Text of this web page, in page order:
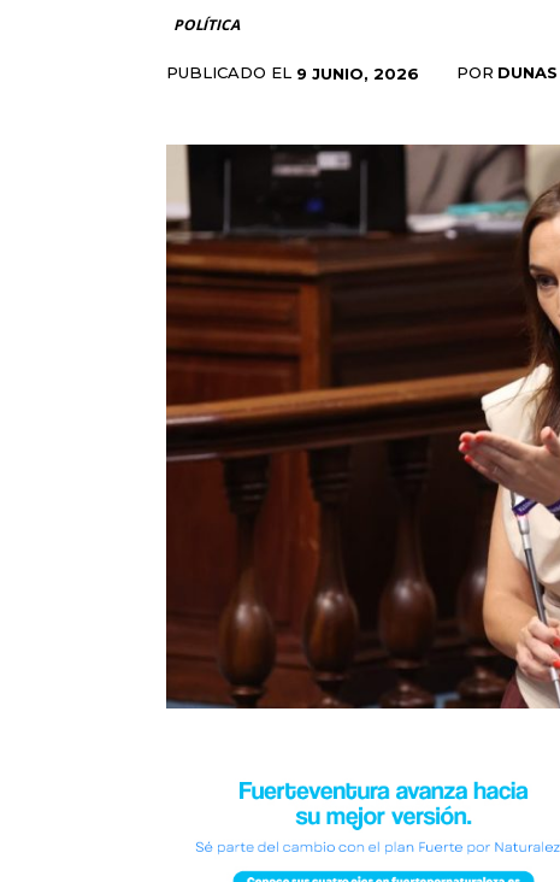
POLÍTICA
PUBLICADO EL 9 JUNIO, 2026 POR